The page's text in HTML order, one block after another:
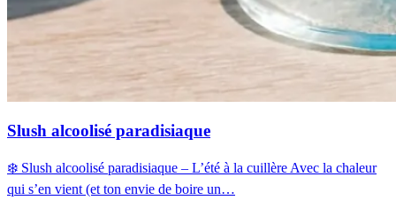
Slush alcoolisé paradisiaque
❄️ Slush alcoolisé paradisiaque – L’été à la cuillère Avec la chaleur
qui s’en vient (et ton envie de boire un…